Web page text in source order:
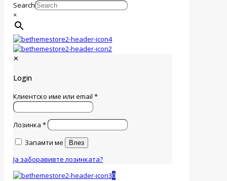
Search
×
✕
Login
Клиентско име или email*
Лозинка*
Запамти ме
Влез
Ја заборавивте лозинката?
0